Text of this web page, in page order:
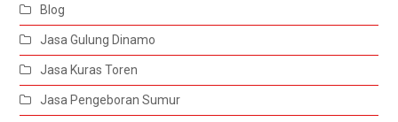
Blog
Jasa Gulung Dinamo
Jasa Kuras Toren
Jasa Pengeboran Sumur